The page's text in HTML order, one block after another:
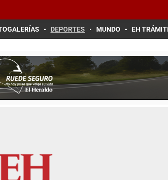
DEPORTES MUNDO EH